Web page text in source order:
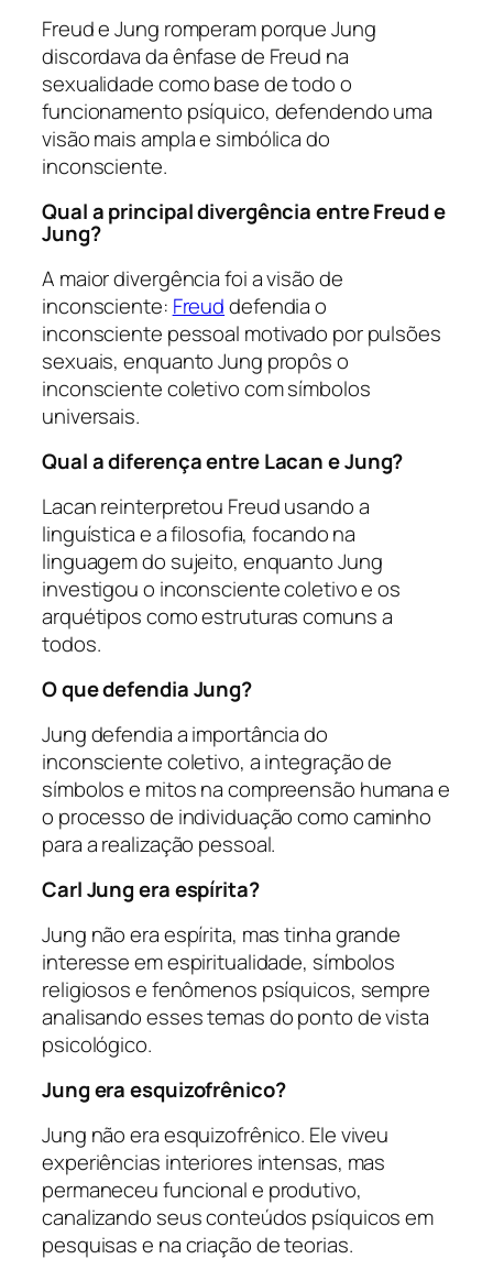
Freud e Jung romperam porque Jung
discordava da ênfase de Freud na
sexualidade como base de todo o
funcionamento psíquico, defendendo uma
visão mais ampla e simbólica do
inconsciente.
Qual a principal divergência entre Freud e
Jung?
A maior divergência foi a visão de
inconsciente: Freuddefendia o
inconsciente pessoal motivado por pulsões
sexuais, enquanto Jung propôs o
inconsciente coletivo com símbolos
universais.
Qual a diferença entre Lacan e Jung?
Lacan reinterpretou Freud usando a
linguística e a filosofia, focando na
linguagem do sujeito, enquanto Jung
investigou o inconsciente coletivo e os
arquétipos como estruturas comuns a
todos.
O que defendia Jung?
Jung defendia a importância do
inconsciente coletivo, a integração de
símbolos e mitos na compreensão humana e
o processo de individuação como caminho
para a realização pessoal.
Carl Jung era espírita?
Jung não era espírita, mas tinha grande
interesse em espiritualidade, símbolos
religiosos e fenômenos psíquicos, sempre
analisando esses temas do ponto de vista
psicológico.
Jung era esquizofrênico?
Jung não era esquizofrênico. Ele viveu
experiências interiores intensas, mas
permaneceu funcional e produtivo,
canalizando seus conteúdos psíquicos em
pesquisas e na criação de teorias.